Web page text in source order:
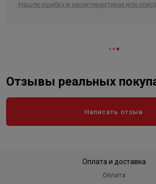
Нашли ошибку в характеристиках или
Отзывы реальных
Написать отзыв
Оплата и доставка
Оплата